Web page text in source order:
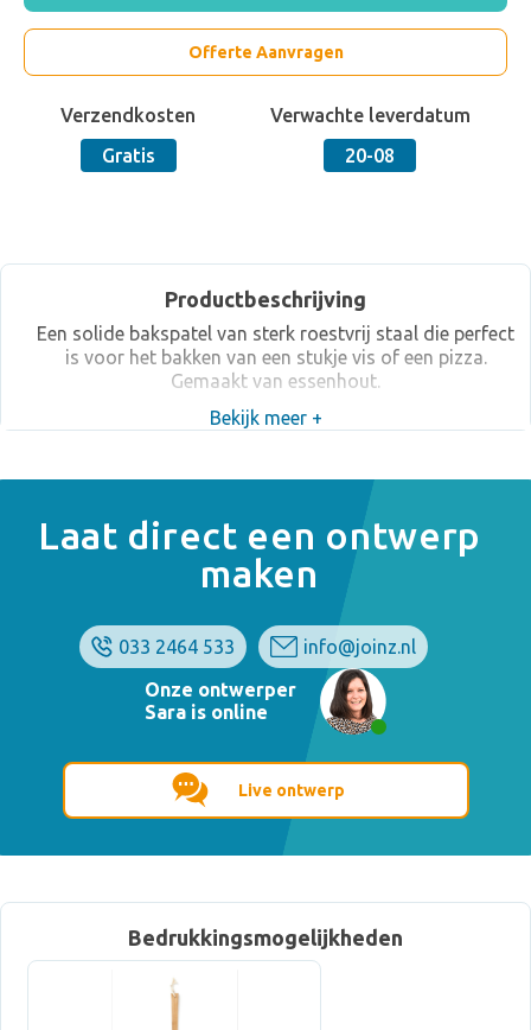
Offerte Aanvragen
Verzendkosten
Gratis
Verwachte leverdatum
20-08
Productbeschrijving
Een solide bakspatel van sterk roestvrij staal die perfect
is voor het bakken van een stukje vis of een pizza.
Gemaakt van essenhout.
Bekijk meer +
Laat direct een ontwerp
maken
033 2464 533
info@joinz.nl
Onze ontwerper
Sara is online
Live ontwerp
Bedrukkingsmogelijkheden